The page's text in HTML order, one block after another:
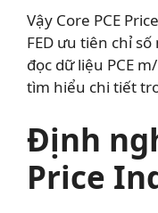
Vậy Core PCE
FED ưu tiên chỉ
đọc dữ liệu PCE
tìm hiểu chi tiết
Định
Price